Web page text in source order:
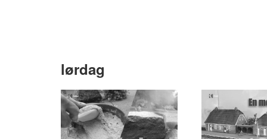
lørdag